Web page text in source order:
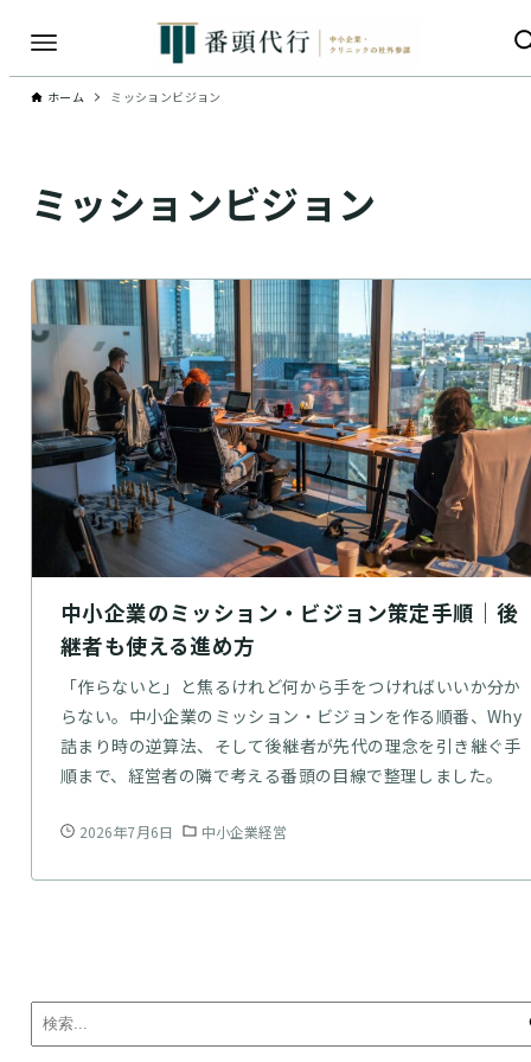
ホーム ミッションビジョン
ミッションビジョン
中小企業のミッション・ビジョン策定手順｜後
継者も使える進め方
「作らないと」と焦るけれど何から手をつければいいか分か
らない。中小企業のミッション・ビジョンを作る順番、Why
詰まり時の逆算法、そして後継者が先代の理念を引き継ぐ手
順まで、経営者の隣で考える番頭の目線で整理しました。
2026年7月6日 中小企業経営